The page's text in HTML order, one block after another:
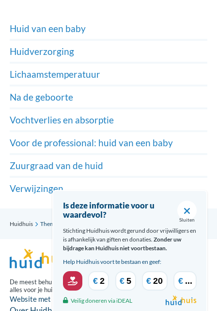
Huidhuis Thema’s
Huid van een baby
Huidverzorging
Lichaamstemperatuur
Na de geboorte
Vochtverlies en absorptie
Voor de professional: huid van een baby
Zuurgraad van de huid
Verwijzingen
De meest behulpzame updates over
alles voor je huid ontvang je via:
Website met zorg gecreeërd door
Is deze informatie voor u
waardevol?
Sluiten
Stichting Huidhuis wordt gerund door vrijwilligers en
is afhankelijk van giften en donaties. Zonder uw
bijdrage kan Huidhuis niet voortbestaan.
Help Huidhuis voort te bestaan en geef:
€ 2 € 5 € 20 € ...
Veilig doneren via iDEAL